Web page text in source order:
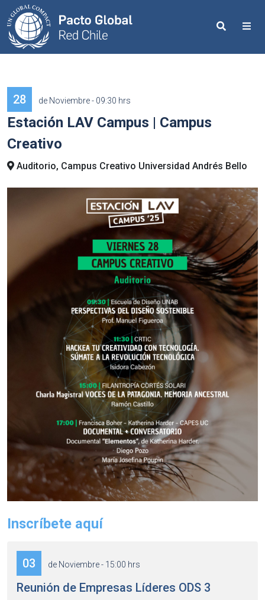
Search
28 de Noviembre - 09:30 hrs
Estación LAV Campus | Campus
Creativo
Auditorio, Campus Creativo Universidad Andrés Bello
Inscríbete aquí
03 de Noviembre - 15:00 hrs
Reunión de Empresas Líderes ODS 3